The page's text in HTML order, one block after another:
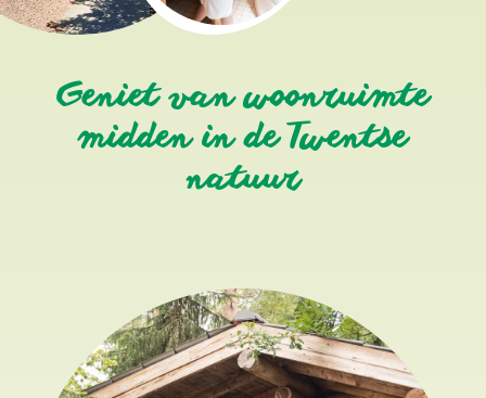
Geniet van woonruimte
midden in de Twentse
natuur